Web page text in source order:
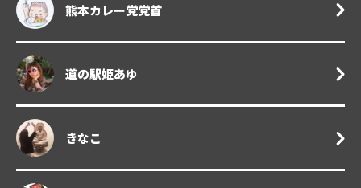
熊本カレー党党首
道の駅姫あゆ
きなこ